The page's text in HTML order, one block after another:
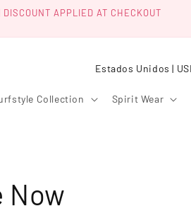
APPLIED AT CHECKOUT
Collection Spirit Wear
P
Now